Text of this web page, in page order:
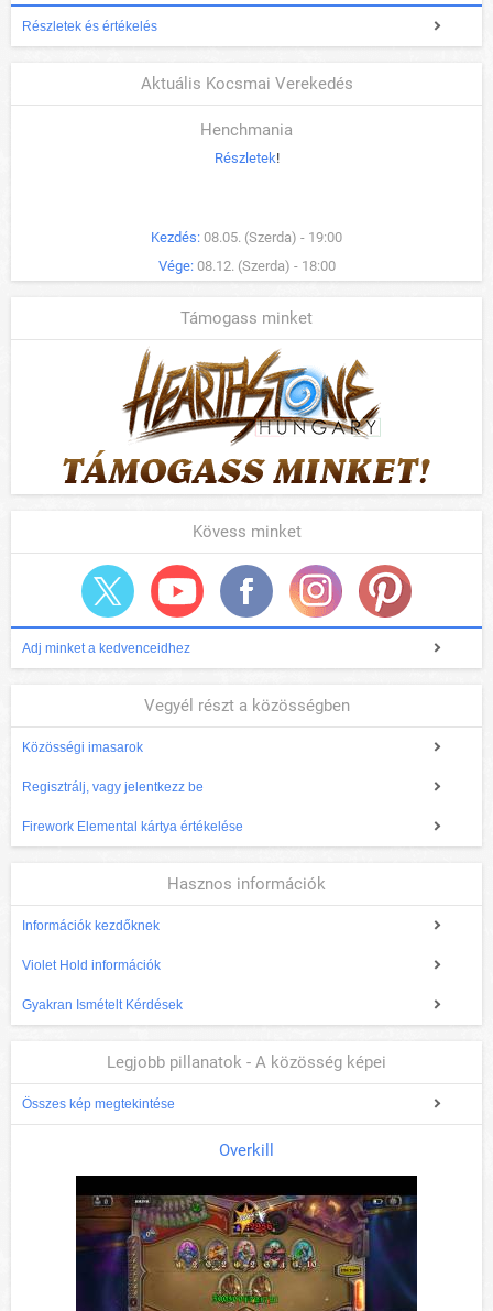
Részletek és értékelés
Aktuális Kocsmai Verekedés
Henchmania
Részletek!
Kezdés: 08.05. (Szerda) - 19:00
Vége: 08.12. (Szerda) - 18:00
Támogass minket
Kövess minket
Adj minket a kedvenceidhez
Vegyél részt a közösségben
Közösségi imasarok
Regisztrálj, vagy jelentkezz be
Firework Elemental kártya értékelése
Hasznos információk
Információk kezdőknek
Violet Hold információk
Gyakran Ismételt Kérdések
Legjobb pillanatok - A közösség képei
Összes kép megtekintése
Overkill